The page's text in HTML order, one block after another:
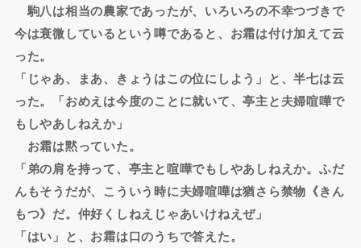
駒八は相当の農家であったが、いろいろの不幸つづきで
今は衰微しているという噂であると、お霜は付け加えて云
った。
「じゃあ、まあ、きょうはこの位にしよう」と、半七は云
った。「おめえは今度のことに就いて、亭主と夫婦喧嘩で
もしやあしねえか」
お霜は黙っていた。
「弟の肩を持って、亭主と喧嘩でもしやあしねえか。ふだ
んもそうだが、こういう時に夫婦喧嘩は猶さら禁物《きん
もつ》だ。仲好くしねえじゃあいけねえぜ」
「はい」と、お霜は口のうちで答えた。